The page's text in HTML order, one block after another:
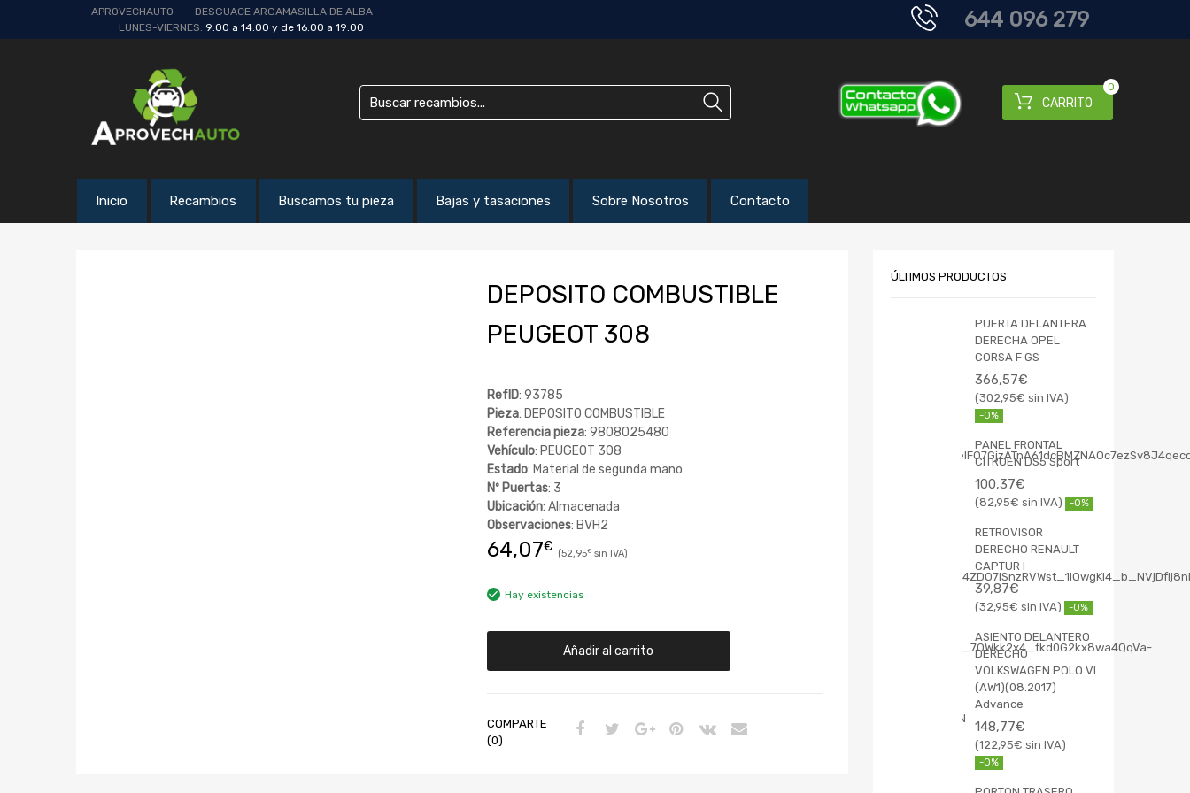
APROVECHAUTO --- DESGUACE ARGAMASILLA DE ALBA ---
LUNES-VIERNES: 9:00 a 14:00 y de 16:00 a 19:00 644 096 279
CARRITO
0
Inicio Recambios Buscamos tu pieza Bajas y tasaciones Sobre Nosotros Contacto
DEPOSITO COMBUSTIBLE
PEUGEOT 308
RefID: 93785
Pieza: DEPOSITO COMBUSTIBLE
Referencia pieza: 9808025480
Vehículo: PEUGEOT 308
Estado: Material de segunda mano
Nº Puertas: 3
Ubicación: Almacenada
Observaciones: BVH2
64,07€ 52,95€
Hay existencias
Añadir al carrito
COMPARTE
(0)
ÚLTIMOS PRODUCTOS
PUERTA DELANTERA
DERECHA OPEL
CORSA F GS
366,57€
302,95€
-0%
PANEL FRONTAL
CITROEN DS5 Sport
100,37€
82,95€ -0%
RETROVISOR
DERECHO RENAULT
CAPTUR I
39,87€
32,95€ -0%
ASIENTO DELANTERO
DERECHO
VOLKSWAGEN POLO VI
(AW1)(08.2017)
Advance
148,77€
122,95€
-0%